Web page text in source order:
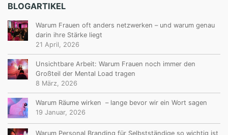
BLOGARTIKEL
Warum Frauen oft anders netzwerken – und warum genau
darin ihre Stärke liegt
21 April, 2026
Unsichtbare Arbeit: Warum Frauen noch immer den
Großteil der Mental Load tragen
8 März, 2026
Warum Räume wirken – lange bevor wir ein Wort sagen
19 Januar, 2026
Warum Personal Branding für Selbstständige so wichtig ist